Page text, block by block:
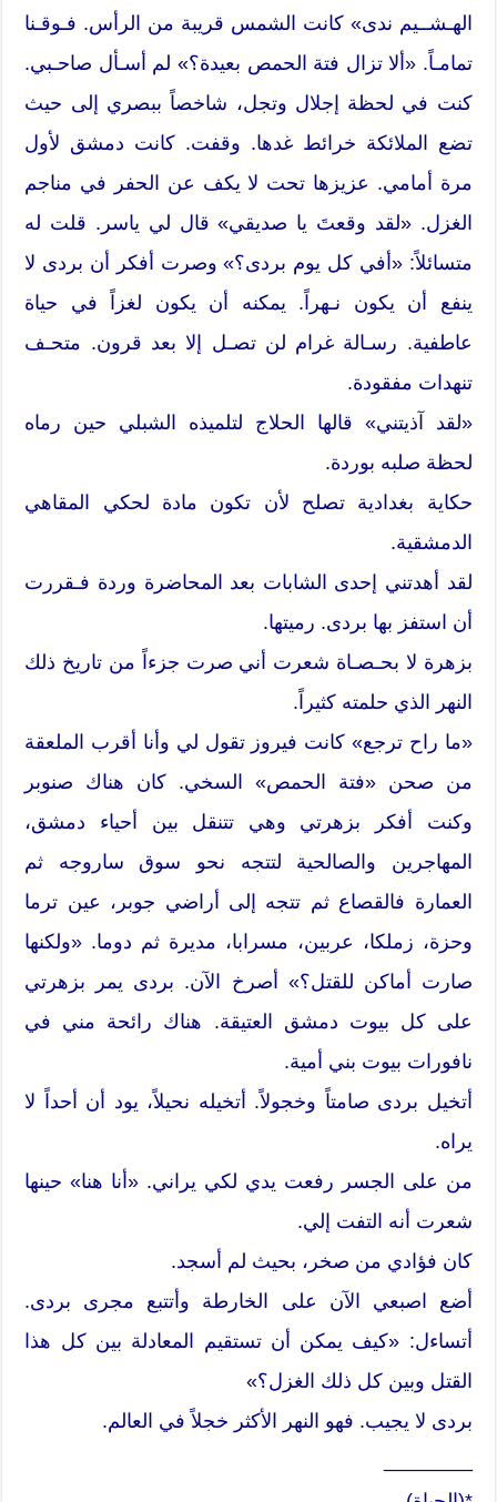
الهـشــيم ندى» كانت الشمس قريبة من الرأس. فـوقـنا
تمامـاً. «ألا تزال فتة الحمص بعيدة؟» لم أسـأل صاحـبي.
كنت في لحظة إجلال وتجل، شاخصاً ببصري إلى حيث
تضع الملائكة خرائط غدها. وقفت. كانت دمشق لأول
مرة أمامي. عزيزها تحت لا يكف عن الحفر في مناجم
الغزل. «لقد وقعتَ يا صديقي» قال لي ياسر. قلت له
متسائلاً: «أفي كل يوم بردى؟» وصرت أفكر أن بردى لا
ينفع أن يكون نـهراً. يمكنه أن يكون لغزاً في حياة
عاطفية. رسـالة غرام لن تصـل إلا بعد قرون. متحـف
تنهدات مفقودة.
«لقد آذيتني» قالها الحلاج لتلميذه الشبلي حين رماه
لحظة صلبه بوردة.
حكاية بغدادية تصلح لأن تكون مادة لحكي المقاهي
الدمشقية.
لقد أهدتني إحدى الشابات بعد المحاضرة وردة فـقررت
أن استفز بها بردى. رميتها.
بزهرة لا بحـصـاة شعرت أني صرت جزءاً من تاريخ ذلك
النهر الذي حلمته كثيراً.
«ما راح ترجع» كانت فيروز تقول لي وأنا أقرب الملعقة
من صحن «فتة الحمص» السخي. كان هناك صنوبر
وكنت أفكر بزهرتي وهي تتنقل بين أحياء دمشق،
المهاجرين والصالحية لتتجه نحو سوق ساروجه ثم
العمارة فالقصاع ثم تتجه إلى أراضي جوبر، عين ترما
وحزة، زملكا، عربين، مسرابا، مديرة ثم دوما. «ولكنها
صارت أماكن للقتل؟» أصرخ الآن. بردى يمر بزهرتي
على كل بيوت دمشق العتيقة. هناك رائحة مني في
نافورات بيوت بني أمية.
أتخيل بردى صامتاً وخجولاً. أتخيله نحيلاً، يود أن أحداً لا
يراه.
من على الجسر رفعت يدي لكي يراني. «أنا هنا» حينها
شعرت أنه التفت إلي.
كان فؤادي من صخر، بحيث لم أسجد.
أضع اصبعي الآن على الخارطة وأتتبع مجرى بردى.
أتساءل: «كيف يمكن أن تستقيم المعادلة بين كل هذا
القتل وبين كل ذلك الغزل؟»
بردى لا يجيب. فهو النهر الأكثر خجلاً في العالم.